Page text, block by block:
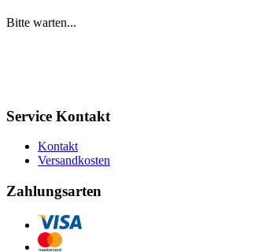
Bitte warten...
Service Kontakt
Kontakt
Versandkosten
Zahlungsarten